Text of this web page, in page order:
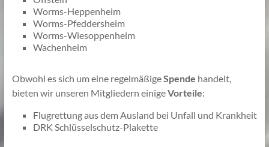
Worms-Heppenheim
Worms-Pfeddersheim
Worms-Wiesoppenheim
Wachenheim
Obwohl es sich um eine regelmäßigeSpende handelt,
bieten wir unseren Mitgliedern einigeVorteile:
Flugrettung aus dem Ausland bei Unfall und Krankheit
DRK Schlüsselschutz-Plakette